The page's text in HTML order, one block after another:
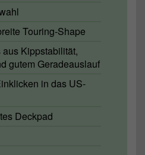
Touring-Shape
Kippstabilität,
gutem Geradeauslauf
in das US-
Deckpad